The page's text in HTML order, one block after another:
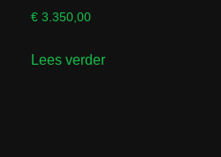
€3.350,00
Lees verder